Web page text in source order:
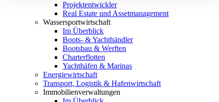
Projektentwickler
Real Estate und Assetmanagement
Wassersportwirtschaft
Im Überblick
Boots- & Yachthändler
Bootsbau & Werften
Charterflotten
Yachthäfen & Marinas
Energiewirtschaft
Transport, Logistik & Hafenwirtschaft
Immobilienverwaltungen